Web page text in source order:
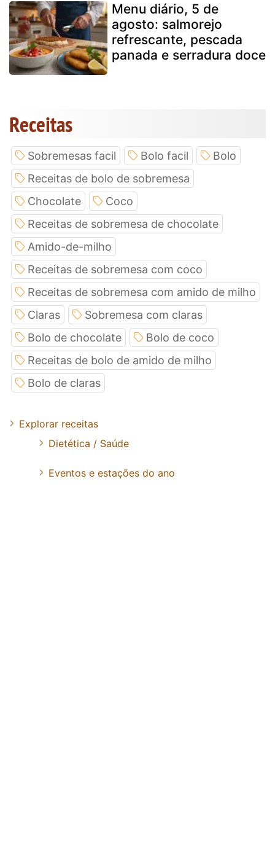
Menu diário, 5 de
agosto: salmorejo
refrescante, pescada
panada e serradura doce
Receitas
Sobremesas facil Bolo facil
Bolo
Receitas de bolo de sobremesa
Chocolate
Coco
Receitas de sobremesa de chocolate
Amido-de-milho
Receitas de sobremesa com coco
Receitas de sobremesa com amido de milho
Claras
Sobremesa com claras
Bolo de chocolate
Bolo de coco
Receitas de bolo de amido de milho
Bolo de claras
Explorar receitas
Dietética / Saúde
Eventos e estações do ano